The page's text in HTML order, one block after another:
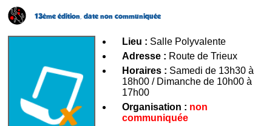
13ème édition, date non communiquée
Lieu : Salle Polyvalente
Adresse : Route de Trieux
Horaires : Samedi de 13h30 à
18h00 / Dimanche de 10h00 à
17h00
Organisation : non
communiquée